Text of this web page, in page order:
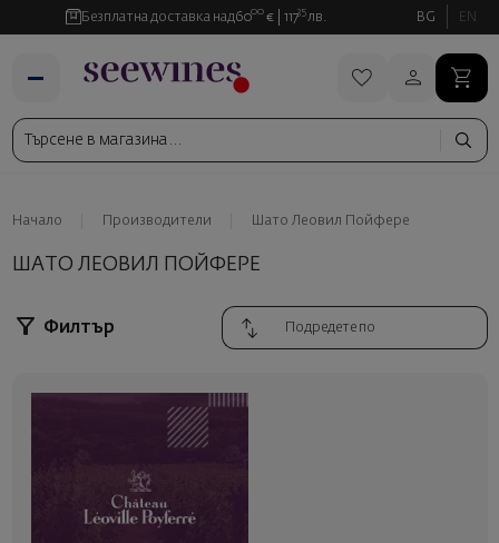
Безплатна доставка над6000 € 11735 лв. BG EN
Начало Производители Шато Леовил Пойфере
ШАТО ЛЕОВИЛ ПОЙФЕРЕ
Филтър